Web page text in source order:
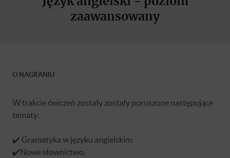
zaawansowany
O NAGRANIU
W trakcie ćwiczeń zostały zostały poruszone następujące
tematy:
✔️ Gramatyka w języku angielskim.
✔️Nowe słownictwo.